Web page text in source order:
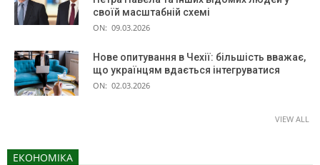
своїй масштабній схемі
ON: 09.03.2026
Нове опитування в Чехії: більшість вважає,
що українцям вдається інтегруватися
ON: 02.03.2026
VIEW ALL
ЕКОНОМІКА